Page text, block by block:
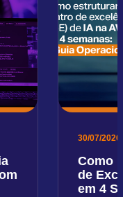
30/07/2026
Como
de
em 4